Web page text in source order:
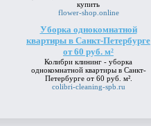
купить
flower-shop.online
Уборка однокомнатной
квартиры в Санкт-Петербурге
от 60 руб. м²
Колибри клининг - уборка
однокомнатной квартиры в Санкт-
Петербурге от 60 руб. м².
colibri-cleaning-spb.ru